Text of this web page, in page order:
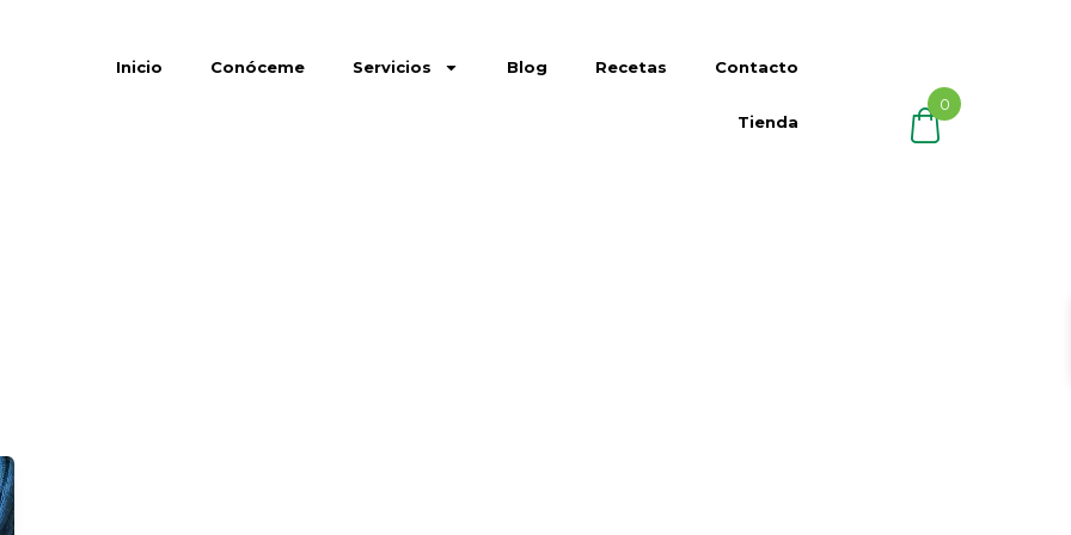
Inicio Conóceme Servicios Blog Recetas Contacto
Tienda
0